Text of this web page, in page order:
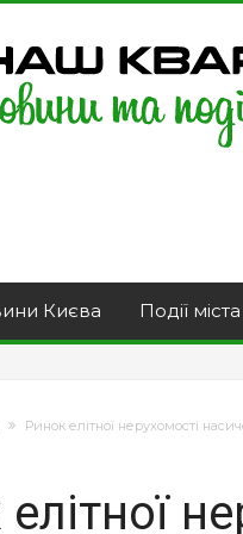
Києва Події міста
Ринок елітної нерухомості